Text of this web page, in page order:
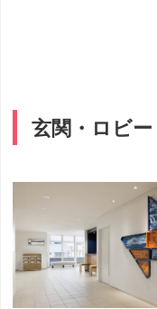
玄関・ロビー